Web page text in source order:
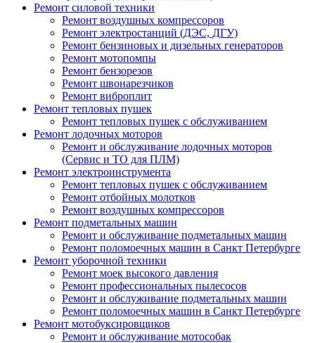
Ремонт силовой техники
Ремонт воздушных компрессоров
Ремонт электростанций (ДЭС, ДГУ)
Ремонт бензиновых и дизельных генераторов
Ремонт мотопомпы
Ремонт бензорезов
Ремонт швонарезчиков
Ремонт виброплит
Ремонт тепловых пушек
Ремонт тепловых пушек с обслуживанием
Ремонт лодочных моторов
Ремонт и обслуживание лодочных моторов
(Сервис и ТО для ПЛМ)
Ремонт электроинструмента
Ремонт тепловых пушек с обслуживанием
Ремонт отбойных молотков
Ремонт воздушных компрессоров
Ремонт подметальных машин
Ремонт и обслуживание подметальных машин
Ремонт поломоечных машин в Санкт Петербурге
Ремонт уборочной техники
Ремонт моек высокого давления
Ремонт профессиональных пылесосов
Ремонт и обслуживание подметальных машин
Ремонт поломоечных машин в Санкт Петербурге
Ремонт мотобуксировщиков
Ремонт и обслуживание мотособак